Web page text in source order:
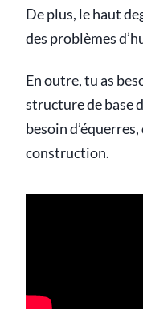
De plus, le haut
des problèmes
En outre, tu as
structure de base
besoin
construction.